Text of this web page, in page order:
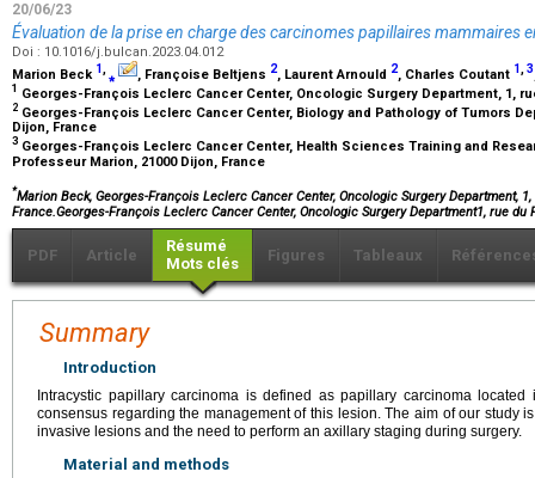
20/06/23
Évaluation de la prise en charge des carcinomes papillaires mammaires
Doi : 10.1016/j.bulcan.2023.04.012
Marion Beck 1,⁎ , Françoise Beltjens 2, Laurent Arnould 2, Charles Coutant 1,3
1 Georges-François Leclerc Cancer Center, Oncologic Surgery Department, 1,
2 Georges-François Leclerc Cancer Center, Biology and Pathology of Tumors
Dijon, France
3 Georges-François Leclerc Cancer Center, Health Sciences Training and
Professeur Marion, 21000 Dijon, France
*Marion Beck, Georges-François Leclerc Cancer Center, Oncologic Surgery Department,
France.Georges-François Leclerc Cancer Center, Oncologic Surgery Department1, rue
PDF Article
Résumé
Mots clés
Figures Tableaux
Summary
Introduction
Intracystic papillary carcinoma is defined as papillary carcinoma
consensus regarding the management of this lesion. The aim of our study
invasive lesions and the need to perform an axillary staging during surgery.
Material and methods